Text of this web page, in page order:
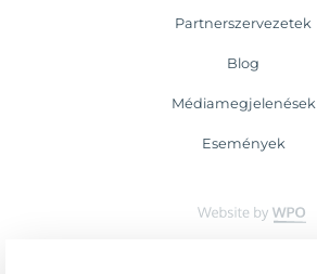
Partnerszervezetek
Blog
Médiamegjelenések
Események